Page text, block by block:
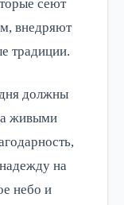
сеют
внедряют
традиции.
должны
живыми
на
небо и